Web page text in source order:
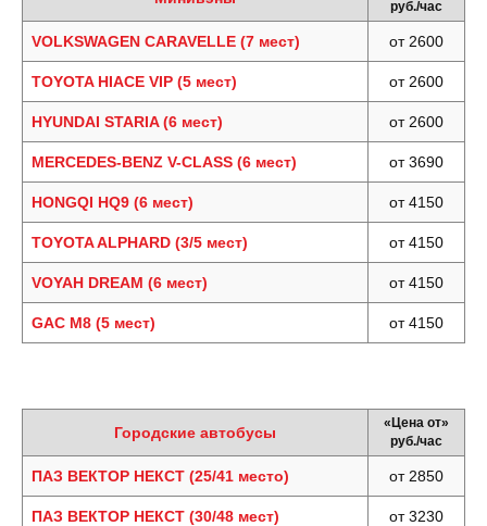
руб./час
VOLKSWAGEN CARAVELLE (7 мест) от 2600
TOYOTA HIACE VIP (5 мест) от 2600
HYUNDAI STARIA (6 мест) от 2600
MERCEDES-BENZ V-CLASS (6 мест) от 3690
HONGQI HQ9 (6 мест) от 4150
TOYOTA ALPHARD (3/5 мест) от 4150
VOYAH DREAM (6 мест) от 4150
GAC M8 (5 мест) от 4150
Городские автобусы
«Цена от»
руб./час
ПАЗ ВЕКТОР НЕКСТ (25/41 место) от 2850
ПАЗ ВЕКТОР НЕКСТ (30/48 мест) от 3230